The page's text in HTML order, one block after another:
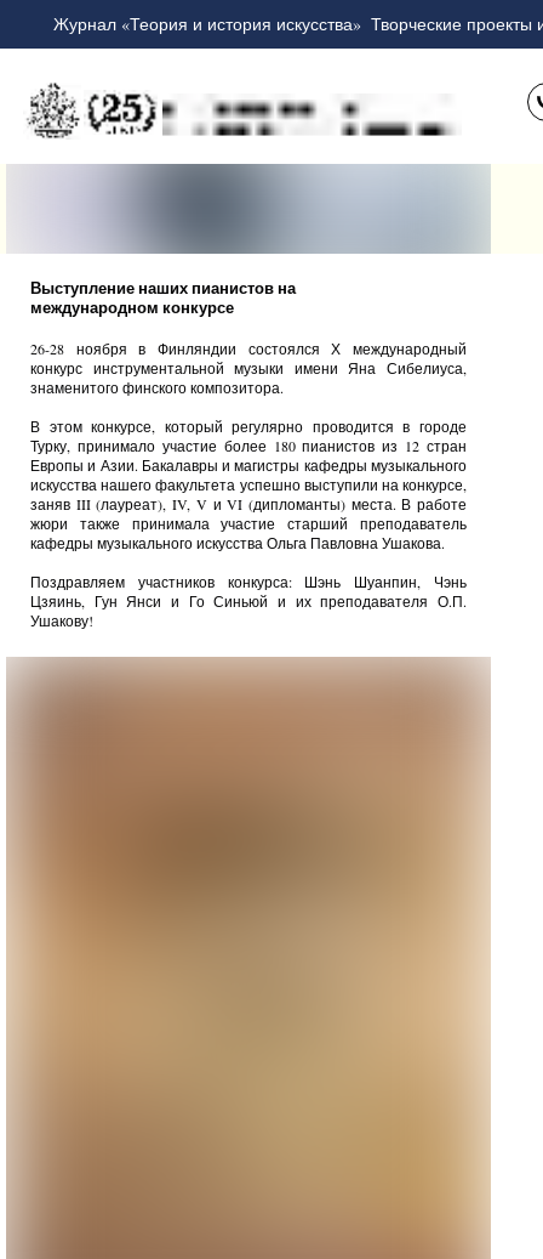
Журнал «Теория и история искусства» Творческие проекты
26-28 ноября в Финляндии состоялся Х международный
конкурс инструментальной музыки имени Яна Сибелиуса,
знаменитого финского композитора.
В этом конкурсе, который регулярно проводится в городе
Турку, принимало участие более 180 пианистов из 12 стран
Европы и Азии. Бакалавры и магистры кафедры музыкального
искусства нашего факультета успешно выступили на конкурсе,
заняв III (лауреат), IV, V и VI (дипломанты) места. В работе
жюри также принимала участие старший преподаватель
кафедры музыкального искусства Ольга Павловна Ушакова.
Поздравляем участников конкурса: Шэнь Шуанпин, Чэнь
Цзяинь, Гун Янси и Го Синьюй и их преподавателя О.П.
Ушакову!
Выступление наших пианистов на
международном конкурсе